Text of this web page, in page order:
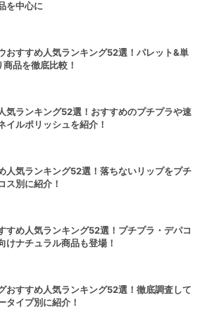
を中心に
おすすめ人気ランキング52選！パレット&単
品を徹底比較！
気ランキング52選！おすすめのプチプラや速
イルポリッシュを紹介！
人気ランキング52選！落ちないリップをプチ
ス別に紹介！
すめ人気ランキング52選！プチプラ・デパコ
けナチュラル商品も登場！
おすすめ人気ランキング52選！徹底調査して
タイプ別に紹介！